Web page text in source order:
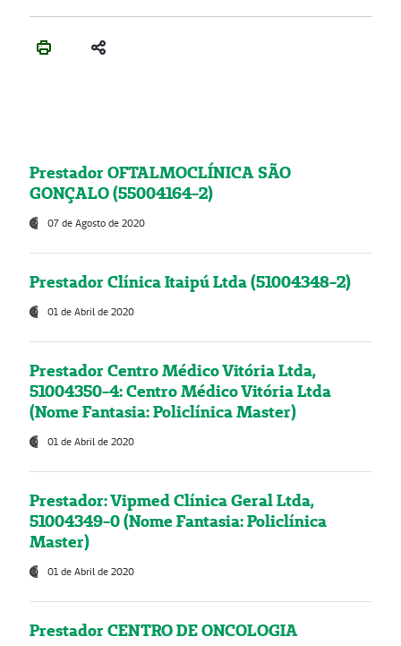
Prestador OFTALMOCLÍNICA SÃO
GONÇALO (55004164-2)
07 de Agosto de 2020
Prestador Clínica Itaipú Ltda (51004348-2)
01 de Abril de 2020
Prestador Centro Médico Vitória Ltda,
51004350-4: Centro Médico Vitória Ltda
(Nome Fantasia: Policlínica Master)
01 de Abril de 2020
Prestador: Vipmed Clínica Geral Ltda,
51004349-0 (Nome Fantasia: Policlínica
Master)
01 de Abril de 2020
Prestador CENTRO DE ONCOLOGIA